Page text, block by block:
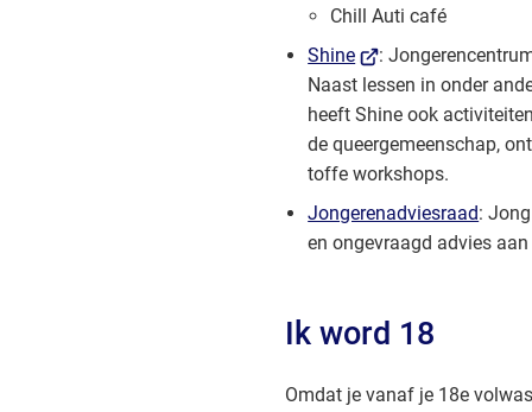
externe
website)
Chill Auti café
Shine(Verwijst
naar
een
externe
website)
:
Naast lessen in onder
heeft Shine ook
de queergemeenschap,
toffe workshops.
Jongerenadviesraad:
en ongevraagd advies
Ik word 18
Omdat je vanaf je 18e